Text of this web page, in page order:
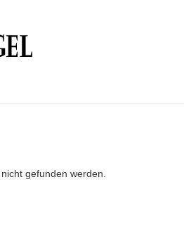
gefunden werden.